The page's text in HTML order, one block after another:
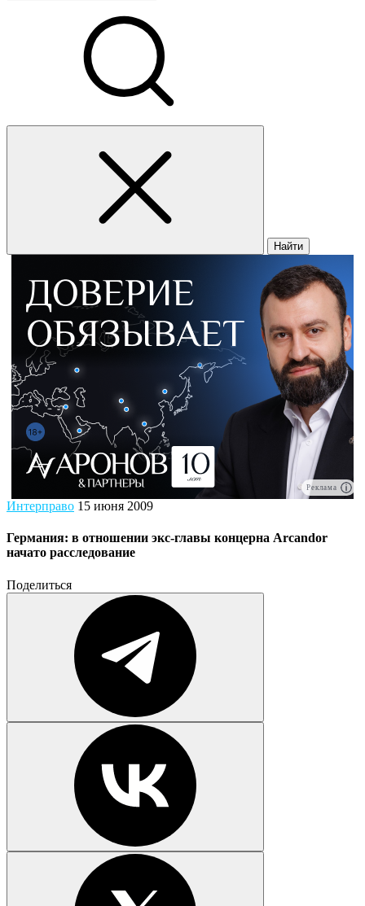
Найти
Реклама
Интерправо 15 июня 2009
Германия: в отношении экс-главы концерна Arcandor
начато расследование
Поделиться